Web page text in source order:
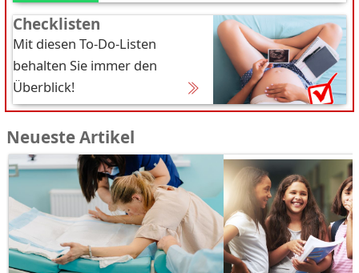
Checklisten
Mit diesen To-Do-Listen
behalten Sie immer den
Überblick!
Neueste Artikel